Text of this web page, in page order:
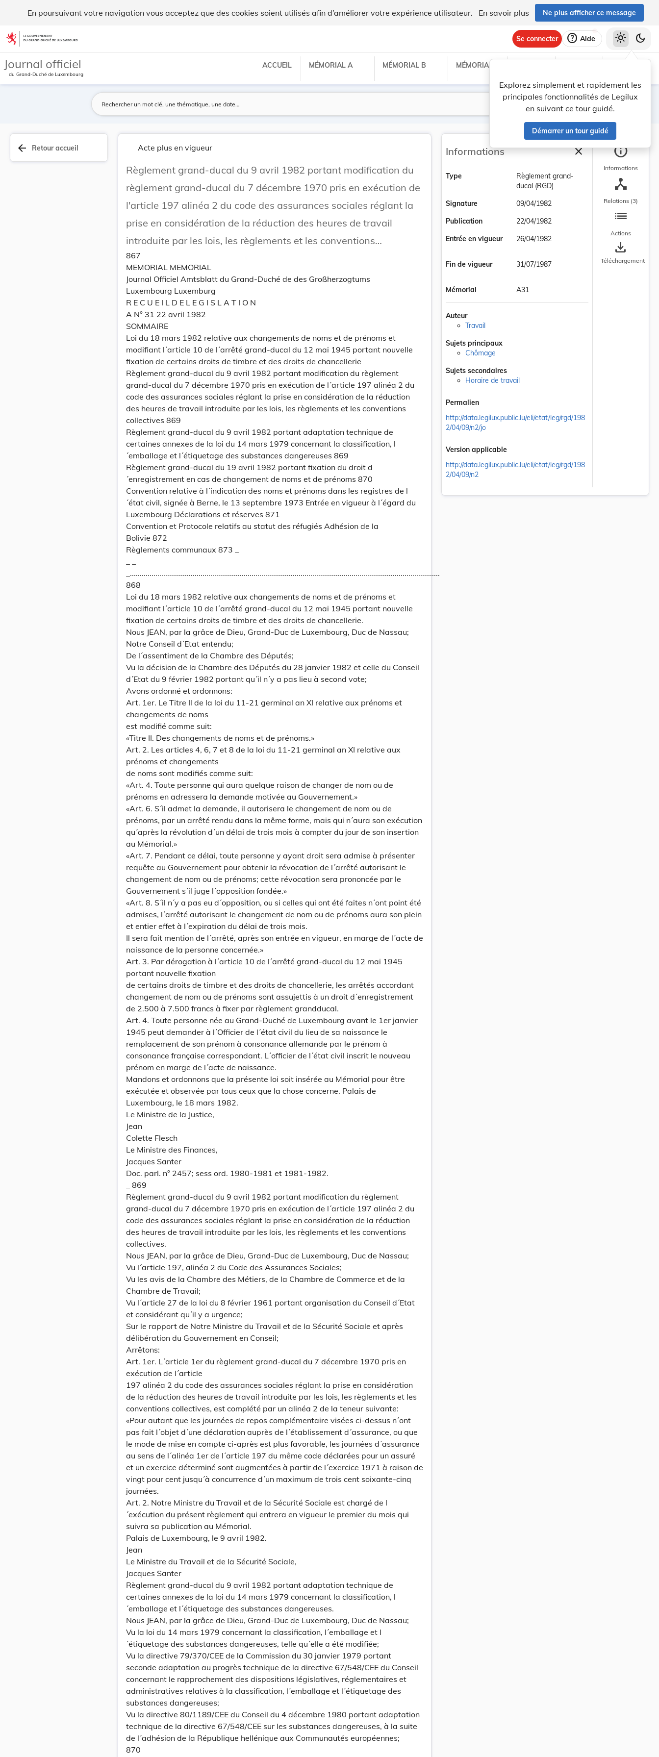
En poursuivant votre navigation vous acceptez que des cookies soient utilisés afin d’améliorer votre expérience utilisateur. En savoir plus Ne plus afficher ce message
Aller au contenu
Se connecter help Aide
Explorez simplement et rapidement les
principales fonctionnalités de Legilux
en suivant ce tour guidé.
Démarrer un tour guidé
light_mode dark_mode
Journal officiel
du Grand-Duché de Luxembourg
ACCUEIL MÉMORIAL A MÉMORIAL B MÉMORIAL C
Lancer la recherche
Filtres
arrow_back Retour accueil Acte plus en vigueur
Règlement grand-ducal du 9 avril 1982 portant modification du
règlement grand-ducal du 7 décembre 1970 pris en exécution de
l'article 197 alinéa 2 du code des assurances sociales réglant la
prise en considération de la réduction des heures de travail
introduite par les lois, les règlements et les conventions
collectives.
867
MEMORIAL MEMORIAL
Journal Officiel Amtsblatt du Grand-Duché de des Großherzogtums
Luxembourg Luxemburg
R E C U E I L D E L E G I S L A T I O N
A N° 31 22 avril 1982
SOMMAIRE
Loi du 18 mars 1982 relative aux changements de noms et de prénoms et
modifiant l´article 10 de l´arrêté grand-ducal du 12 mai 1945 portant nouvelle
fixation de certains droits de timbre et des droits de chancellerie
Règlement grand-ducal du 9 avril 1982 portant modification du règlement
grand-ducal du 7 décembre 1970 pris en exécution de l´article 197 alinéa 2 du
code des assurances sociales réglant la prise en considération de la réduction
des heures de travail introduite par les lois, les règlements et les conventions
collectives 869
Règlement grand-ducal du 9 avril 1982 portant adaptation technique de
certaines annexes de la loi du 14 mars 1979 concernant la classification, l
´emballage et l´étiquetage des substances dangereuses 869
Règlement grand-ducal du 19 avril 1982 portant fixation du droit d
´enregistrement en cas de changement de noms et de prénoms 870
Convention relative à l´indication des noms et prénoms dans les registres de l
´état civil, signée à Berne, le 13 septembre 1973 Entrée en vigueur à l´égard du
Luxembourg Déclarations et réserves 871
Convention et Protocole relatifs au statut des réfugiés Adhésion de la
Bolivie 872
Règlements communaux 873 _
_..............................................................................................................................................................
868
Loi du 18 mars 1982 relative aux changements de noms et de prénoms et
modifiant l´article 10 de l´arrêté grand-ducal du 12 mai 1945 portant nouvelle
fixation de certains droits de timbre et des droits de chancellerie.
Nous JEAN, par la grâce de Dieu, Grand-Duc de Luxembourg, Duc de Nassau;
Notre Conseil d´Etat entendu;
De l´assentiment de la Chambre des Députés;
Vu la décision de la Chambre des Députés du 28 janvier 1982 et celle du Conseil
d´Etat du 9 février 1982 portant qu´il n´y a pas lieu à second vote;
Avons ordonné et ordonnons:
Art. 1er. Le Titre Il de la loi du 11-21 germinal an XI relative aux prénoms et
changements de noms
est modifié comme suit:
«Titre II. Des changements de noms et de prénoms.»
Art. 2. Les articles 4, 6, 7 et 8 de la loi du 11-21 germinal an XI relative aux
prénoms et changements
de noms sont modifiés comme suit:
«Art. 4. Toute personne qui aura quelque raison de changer de nom ou de
prénoms en adressera la demande motivée au Gouvernement.»
«Art. 6. S´il admet la demande, il autorisera le changement de nom ou de
prénoms, par un arrêté rendu dans la même forme, mais qui n´aura son exécution
qu´après la révolution d´un délai de trois mois à compter du jour de son insertion
au Mémorial.»
«Art. 7. Pendant ce délai, toute personne y ayant droit sera admise à présenter
requête au Gouvernement pour obtenir la révocation de l´arrêté autorisant le
changement de nom ou de prénoms; cette révocation sera prononcée par le
Gouvernement s´il juge l´opposition fondée.»
«Art. 8. S´il n´y a pas eu d´opposition, ou si celles qui ont été faites n´ont point été
admises, l´arrêté autorisant le changement de nom ou de prénoms aura son plein
et entier effet à l´expiration du délai de trois mois.
Il sera fait mention de l´arrêté, après son entrée en vigueur, en marge de l´acte de
naissance de la personne concernée.»
Art. 3. Par dérogation à l´article 10 de l´arrêté grand-ducal du 12 mai 1945
portant nouvelle fixation
de certains droits de timbre et des droits de chancellerie, les arrêtés accordant
changement de nom ou de prénoms sont assujettis à un droit d´enregistrement
de 2.500 à 7.500 francs à fixer par règlement grandducal.
Art. 4. Toute personne née au Grand-Duché de Luxembourg avant le 1er janvier
1945 peut demander à l´Officier de l´état civil du lieu de sa naissance le
remplacement de son prénom à consonance allemande par le prénom à
consonance française correspondant. L´officier de l´état civil inscrit le nouveau
prénom en marge de l´acte de naissance.
Mandons et ordonnons que la présente loi soit insérée au Mémorial pour être
exécutée et observée par tous ceux que la chose concerne. Palais de
Luxembourg, le 18 mars 1982.
Le Ministre de la Justice,
Jean
Colette Flesch
Le Ministre des Finances,
Jacques Santer
Doc. parl. n° 2457; sess ord. 1980-1981 et 1981-1982.
_ 869
Règlement grand-ducal du 9 avril 1982 portant modification du règlement
grand-ducal du 7 décembre 1970 pris en exécution de l´article 197 alinéa 2 du
code des assurances sociales réglant la prise en considération de la réduction
des heures de travail introduite par les lois, les règlements et les conventions
collectives.
Nous JEAN, par la grâce de Dieu, Grand-Duc de Luxembourg, Duc de Nassau;
Vu l´article 197, alinéa 2 du Code des Assurances Sociales;
Vu les avis de la Chambre des Métiers, de la Chambre de Commerce et de la
Chambre de Travail;
Vu l´article 27 de la loi du 8 février 1961 portant organisation du Conseil d´Etat
et considérant qu´il y a urgence;
Sur le rapport de Notre Ministre du Travail et de la Sécurité Sociale et après
délibération du Gouvernement en Conseil;
Arrêtons:
Art. 1er. L´article 1er du règlement grand-ducal du 7 décembre 1970 pris en
exécution de l´article
197 alinéa 2 du code des assurances sociales réglant la prise en considération
de la réduction des heures de travail introduite par les lois, les règlements et les
conventions collectives, est complété par un alinéa 2 de la teneur suivante:
«Pour autant que les journées de repos complémentaire visées ci-dessus n´ont
pas fait l´objet d´une déclaration auprès de l´établissement d´assurance, ou que
le mode de mise en compte ci-après est plus favorable, les journées d´assurance
au sens de l´alinéa 1er de l´article 197 du même code déclarées pour un assuré
et un exercice déterminé sont augmentées à partir de l´exercice 1971 à raison de
vingt pour cent jusqu´à concurrence d´un maximum de trois cent soixante-cinq
journées.
Art. 2. Notre Ministre du Travail et de la Sécurité Sociale est chargé de l
´exécution du présent règlement qui entrera en vigueur le premier du mois qui
suivra sa publication au Mémorial.
Palais de Luxembourg, le 9 avril 1982.
Jean
Le Ministre du Travail et de la Sécurité Sociale,
Jacques Santer
Règlement grand-ducal du 9 avril 1982 portant adaptation technique de
certaines annexes de la loi du 14 mars 1979 concernant la classification, l
´emballage et l´étiquetage des substances dangereuses.
Nous JEAN, par la grâce de Dieu, Grand-Duc de Luxembourg, Duc de Nassau;
Vu la loi du 14 mars 1979 concernant la classification, l´emballage et l
´étiquetage des substances dangereuses, telle qu´elle a été modifiée;
Vu la directive 79/370/CEE de la Commission du 30 janvier 1979 portant
seconde adaptation au progrès technique de la directive 67/548/CEE du Conseil
concernant le rapprochement des dispositions législatives, réglementaires et
administratives relatives à la classification, l´emballage et l´étiquetage des
substances dangereuses;
Vu la directive 80/1189/CEE du Conseil du 4 décembre 1980 portant adaptation
technique de la directive 67/548/CEE sur les substances dangereuses, à la suite
de l´adhésion de la République hellénique aux Communautés européennes;
870
Informations closeFermer la barre
Type
Règlement grand-
ducal (RGD)
Signature
09/04/1982
Publication
22/04/1982
Entrée en vigueur
26/04/1982
Fin de vigueur 31/07/1987
Mémorial A31
Auteur
Travail
Sujets principaux
Chômage
Sujets secondaires
Horaire de travail
Permalien
http://data.legilux.public.lu/eli/etat/leg/rgd/198
2/04/09/n2/jo
Version applicable
http://data.legilux.public.lu/eli/etat/leg/rgd/198
2/04/09/n2
info
Informations
device_hub
Relations (3)
list
Actions
save_alt
Téléchargement